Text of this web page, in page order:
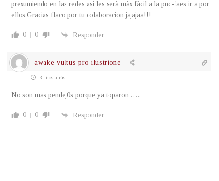
presumiendo en las redes asi les serà màs fàcil a la pnc-faes ir a por
ellos.Gracias flaco por tu colaboracion jajajaa!!!
0 0 Responder
awake vultus pro ilustrione
3 años atrás
No son mas pendej0s porque ya toparon …..
0 0 Responder